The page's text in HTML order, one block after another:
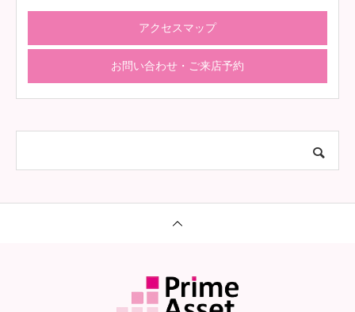
アクセスマップ
お問い合わせ・ご来店予約